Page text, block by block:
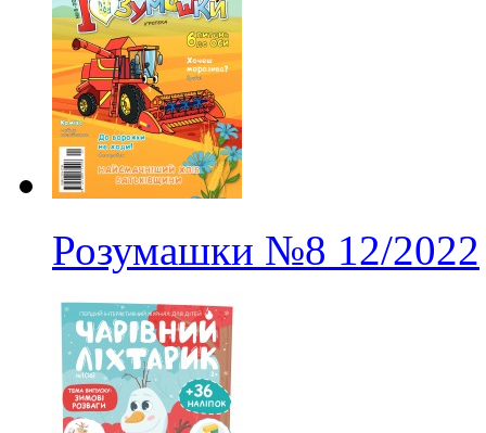
Розумашки №8 12/2022